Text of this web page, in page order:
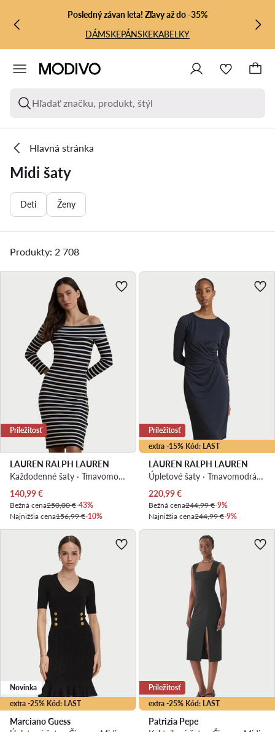
PREJSŤ NA HLAVNÝ OBSAH
PREJSŤ NA VYHĽADÁVANIE
Posledný závan leta! Zľavy až do -35%
DÁMSKEPÁNSKEKABELKY
Hľadať značku, produkt, štýl
Hlavná stránka
Midi šaty
Deti Ženy
Produkty: 2 708
Príležitosť
LAUREN RALPH LAUREN
Každodenné šaty · Tmavomodrá · Midi
Aktuálna cena
140,99€
Bežná cena250,00 €-43%
Najnižšia cena156,99 €-10%
extra -15% Kód: LAST
Príležitosť
LAUREN RALPH LAUREN
Úpletové šaty · Tmavomodrá · Midi
Aktuálna cena
220,99€
Bežná cena244,99 €-9%
Najnižšia cena244,99 €-9%
extra -25% Kód: LAST
Novinka
Marciano Guess
extra -25% Kód: LAST
Príležitosť
Patrizia Pepe